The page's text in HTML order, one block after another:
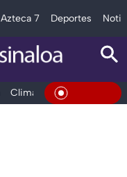
Azteca 7 Deportes
Clima Deportes En Vivo